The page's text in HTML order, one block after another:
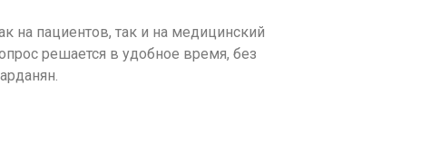
на пациентов, так и на медицинский
решается в удобное время, без